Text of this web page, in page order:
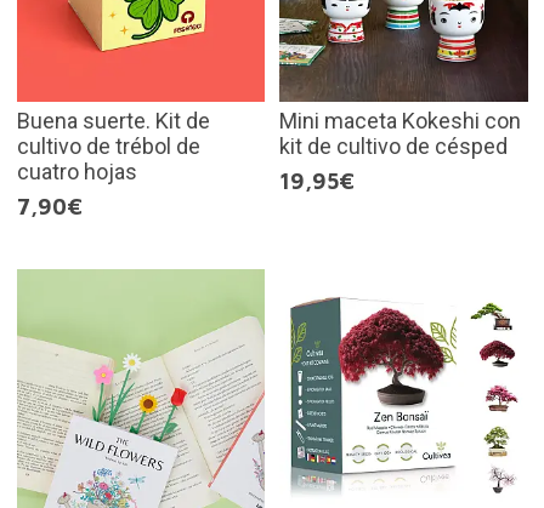
Buena suerte. Kit de
cultivo de trébol de
cuatro hojas
7,90€
Mini maceta Kokeshi con
kit de cultivo de césped
19,95€